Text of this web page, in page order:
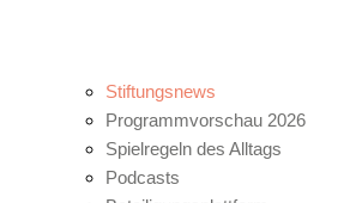
Stiftungsnews
Programmvorschau 2026
Spielregeln des Alltags
Podcasts